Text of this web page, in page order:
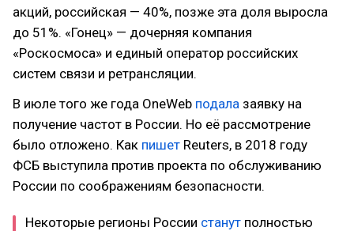
акций, российская — 40%, позже эта доля выросла
до 51%. «Гонец» — дочерняя компания
«Роскосмоса» и единый оператор российских
систем связи и ретрансляции.
В июле того же года OneWeb подала заявку на
получение частот в России. Но её рассмотрение
было отложено. Как пишет Reuters, в 2018 году
ФСБ выступила против проекта по обслуживанию
России по соображениям безопасности.
Некоторые регионы России станут полностью